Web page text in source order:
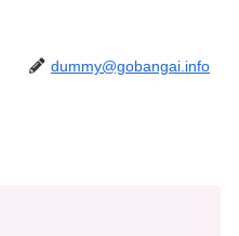
dummy@gobangai.info